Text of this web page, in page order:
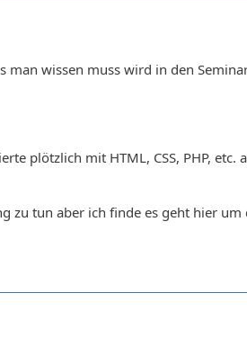
man wissen muss wird in den
plötzlich mit HTML, CSS, PHP,
zu tun aber ich finde es geht hier um